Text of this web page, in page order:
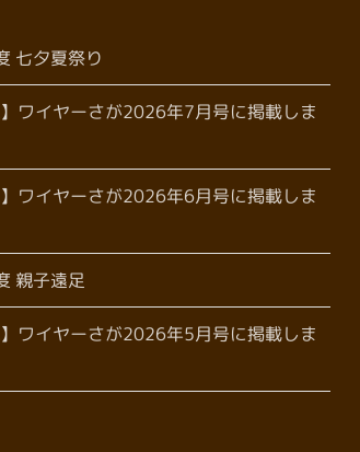
七夕夏祭り
】ワイヤーさが2026年7月号に掲載しま
】ワイヤーさが2026年6月号に掲載しま
親子遠足
】ワイヤーさが2026年5月号に掲載しま